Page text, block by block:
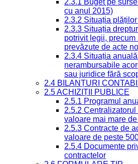
cu anul 2015)
2.3.2 Situația
2.3.3 Situația
potrivit legii, precum
prevăzute de acte
2.3.4 Situația
nerambursabile
sau juridice fără
2.4 BILANȚURI
2.5 ACHIZIȚII PUBLICE
2.5.1 Programul
2.5.2
valoare mai mare
2.5.3 Contracte de
valoare de peste
2.5.4 Documente
contractelor